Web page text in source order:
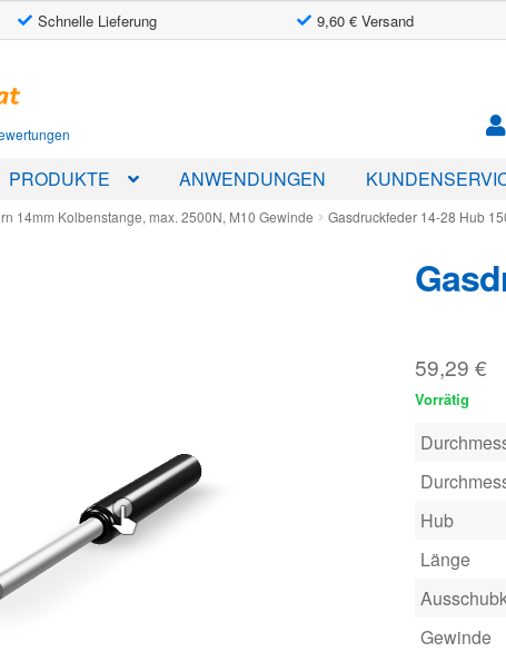
Schnelle Lieferung 9,60 € Versand
PRODUKTE ANWENDUNGEN
14mm Kolbenstange, max. 2500N, M10 Gewinde Gasdruckfeder 14-28 Hub
59,29 €
Vorrätig
Hub
Länge
Gewinde